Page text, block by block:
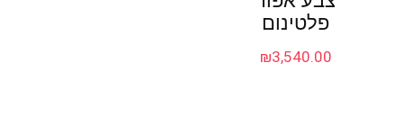
פלטינום
₪3,540.00